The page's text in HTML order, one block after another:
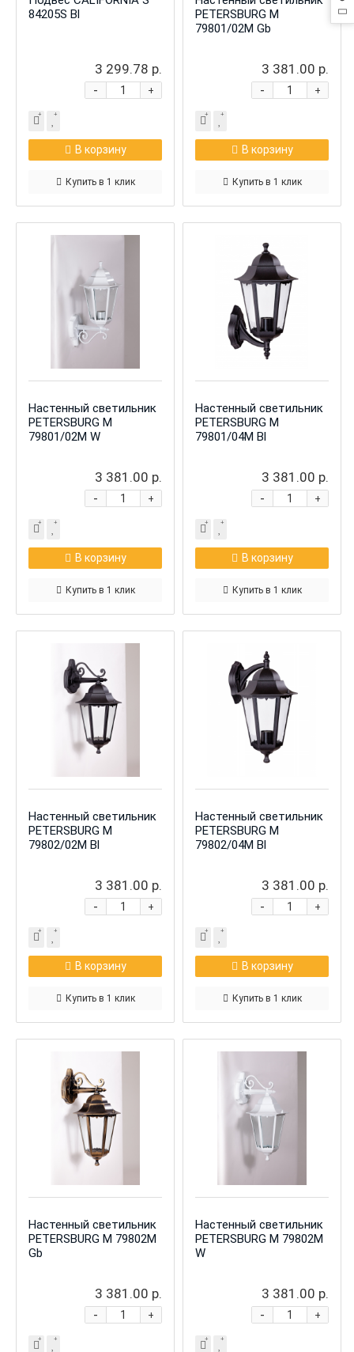
84205S Bl
3 299.78 р.
+
-
В корзину
Купить в 1 клик
PETERSBURG M
79801/02M Gb
3 381.00 р.
+
-
В корзину
Купить в 1 клик
Настенный светильник
PETERSBURG M
79801/02M W
3 381.00 р.
+
-
В корзину
Купить в 1 клик
Настенный светильник
PETERSBURG M
79801/04M Bl
3 381.00 р.
+
-
В корзину
Купить в 1 клик
Настенный светильник
PETERSBURG M
79802/02M Bl
3 381.00 р.
+
-
В корзину
Купить в 1 клик
Настенный светильник
PETERSBURG M
79802/04M Bl
3 381.00 р.
+
-
В корзину
Купить в 1 клик
Настенный светильник
PETERSBURG M 79802M
Gb
3 381.00 р.
+
-
Настенный светильник
PETERSBURG M 79802M
W
3 381.00 р.
+
-